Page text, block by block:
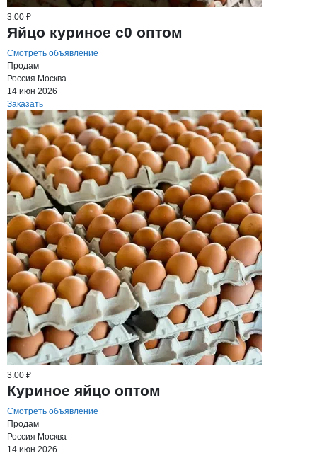
3.00 ₽
Яйцо куриное с0 оптом
Смотреть объявление
Продам
Россия Москва
14 июн 2026
Заказать
3.00 ₽
Куриное яйцо оптом
Смотреть объявление
Продам
Россия Москва
14 июн 2026